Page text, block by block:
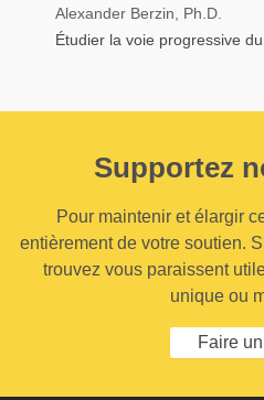
Alexander Berzin, Ph.D.
Étudier la voie progressive
Supportez
Pour maintenir et élargir
entièrement de votre soutien.
trouvez vous paraissent
unique ou
Faire